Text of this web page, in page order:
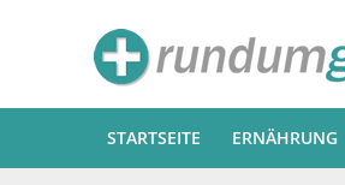
STARTSEITE ERNÄHRUNG